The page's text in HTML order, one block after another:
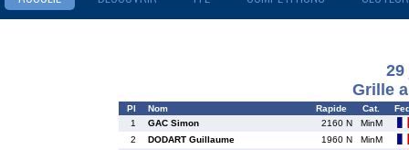
29
Grille
Pl Nom Rapide Cat.
1
GAC Simon 2160 N
MinM
2
DODART Guillaume 1960 N
MinM